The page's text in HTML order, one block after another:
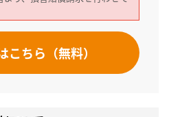
こちら（無料）